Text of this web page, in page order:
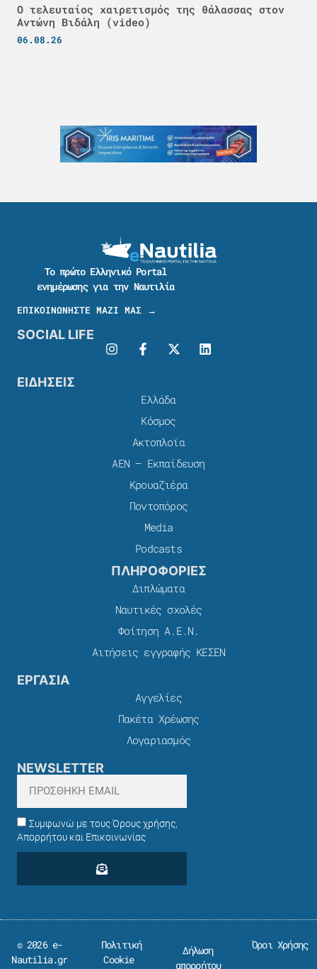
Ο τελευταίος χαιρετισμός της θάλασσας στον
Αντώνη Βιδάλη (video)
06.08.26
Το πρώτο Ελληνικό Portal
ενημέρωσης για την Ναυτιλία
ΕΠΙΚΟΙΝΩΝΗΣΤΕ ΜΑΖΙ ΜΑΣ →
SOCIAL LIFE
ΕΙΔΗΣΕΙΣ
Ελλάδα
Κόσμος
Ακτοπλοϊα
ΑΕΝ – Εκπαίδευση
Κρουαζιέρα
Ποντοπόρος
Media
Podcasts
ΠΛΗΡΟΦΟΡΙΕΣ
Διπλώματα
Ναυτικές σχολές
Φοίτηση Α.Ε.Ν.
Αιτήσεις εγγραφής ΚΕΣΕΝ
ΕΡΓΑΣΙΑ
Αγγελίες
Πακέτα Χρέωσης​
Λογαριασμός
NEWSLETTER
Συμφωνώ με τους Όρους χρήσης,
Απορρήτου και Επικοινωνίας
© 2026 e-
Nautilia.gr
Πολιτική
Cookie
Δήλωση
απορρήτου
Όροι Χρήσης